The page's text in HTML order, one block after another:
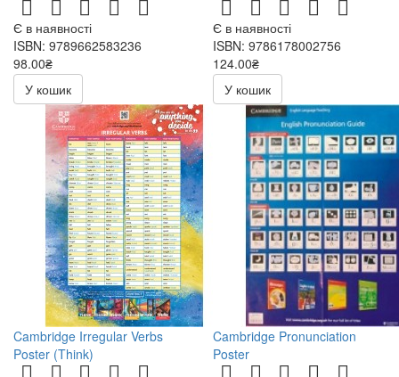
Є в наявності
ISBN: 9789662583236
98.00₴
196.00₴
У кошик
Є в наявності
ISBN: 9786178002756
124.00₴
У кошик
Cambridge Irregular Verbs
Poster (Think)
Cambridge Pronunciation
Poster